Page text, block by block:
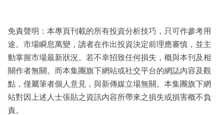
免責聲明：本專頁刊載的所有投資分析技巧，只可作參考用
途。市場瞬息萬變，讀者在作出投資決定前理應審慎，並主
動掌握市場最新狀況。若不幸招致任何損失，概與本刊及相
關作者無關。而本集團旗下網站或社交平台的網誌內容及觀
點，僅屬筆者個人意見，與新傳媒立場無關。本集團旗下網
站對因上述人士張貼之資訊內容所帶來之損失或損害概不負
責。